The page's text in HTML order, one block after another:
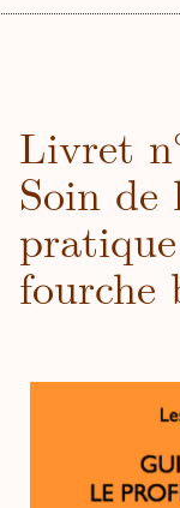
Livret
Soin de
fourche